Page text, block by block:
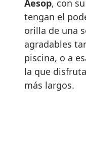
Aesop, con
tengan el
orilla de una
agradables
piscina, o a
la que
más largos.